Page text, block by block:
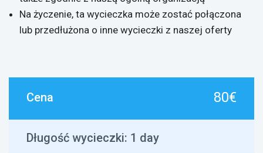
Na życzenie, ta wycieczka może zostać połączona
lub przedłużona o inne wycieczki z naszej oferty
Cena 80€
Długość wycieczki: 1 day